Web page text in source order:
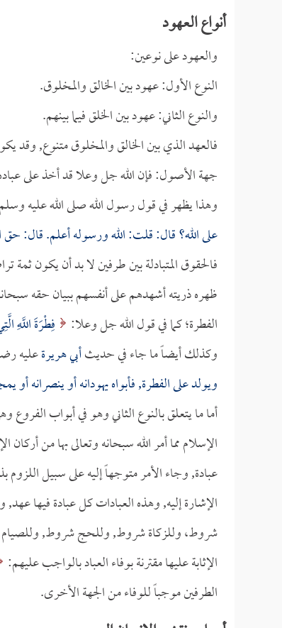
أنواع العهود
والعهود على نوعين:
النوع الأول: عهود بين الخالق والمخلوق.
والنوع الثاني: عهود بين الخلق فيما بينهم.
فالعهد الذي بين الخالق والمخلوق متنوع, وقد
جهة الأصول: فإن الله جل وعلا قد أخذ على عباده
وهذا يظهر في قول رسول الله صلى الله عليه
على الله؟ قال: قلت: الله ورسوله أعلم. قال: حق
فالحقوق المتبادلة بين طرفين لا بد أن يكون
ظهره ذريته أشهدهم على أنفسهم ببيان حقه
الفطرة؛ كما في قول الله جل وعلا:
فِطْرَةَ اللَّهِ
وكذلك أيضاً ما جاء في حديثأبي هريرةعليه
ويولد على الفطرة, فأبواه يهودانه أو ينصرانه أو
أما ما يتعلق بالنوع الثاني وهو في أبواب
الإسلام مما أمر الله سبحانه وتعالى بها من
عبادة, وجاء الأمر متوجهاً إليه على سبيل اللزوم
الإشارة إليه, وهذه العبادات كل عبادة فيها
شروط، وللزكاة شروط, وللحج شروط, وللصيام
الإثابة عليها مقترنة بوفاء العباد بالواجب عليهم:
الطرفين موجباً للوفاء من الجهة الأخرى.